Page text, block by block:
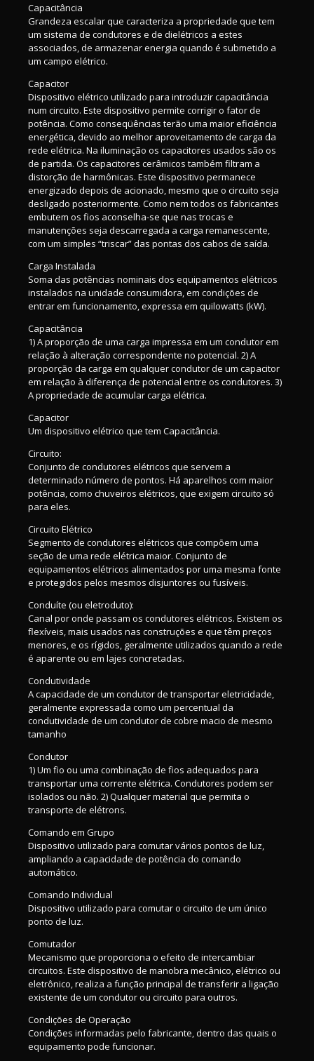
Capacitância
Grandeza escalar que caracteriza a propriedade que tem
um sistema de condutores e de dielétricos a estes
associados, de armazenar energia quando é submetido a
um campo elétrico.
Capacitor
Dispositivo elétrico utilizado para introduzir capacitância
num circuito. Este dispositivo permite corrigir o fator de
potência. Como conseqüências terão uma maior eficiência
energética, devido ao melhor aproveitamento de carga da
rede elétrica. Na iluminação os capacitores usados são os
de partida. Os capacitores cerâmicos também filtram a
distorção de harmônicas. Este dispositivo permanece
energizado depois de acionado, mesmo que o circuito seja
desligado posteriormente. Como nem todos os fabricantes
embutem os fios aconselha-se que nas trocas e
manutenções seja descarregada a carga remanescente,
com um simples “triscar” das pontas dos cabos de saída.
Carga Instalada
Soma das potências nominais dos equipamentos elétricos
instalados na unidade consumidora, em condições de
entrar em funcionamento, expressa em quilowatts (kW).
Capacitância
1) A proporção de uma carga impressa em um condutor em
relação à alteração correspondente no potencial. 2) A
proporção da carga em qualquer condutor de um capacitor
em relação à diferença de potencial entre os condutores. 3)
A propriedade de acumular carga elétrica.
Capacitor
Um dispositivo elétrico que tem Capacitância.
Circuito:
Conjunto de condutores elétricos que servem a
determinado número de pontos. Há aparelhos com maior
potência, como chuveiros elétricos, que exigem circuito só
para eles.
Circuito Elétrico
Segmento de condutores elétricos que compõem uma
seção de uma rede elétrica maior. Conjunto de
equipamentos elétricos alimentados por uma mesma fonte
e protegidos pelos mesmos disjuntores ou fusíveis.
Conduíte (ou eletroduto):
Canal por onde passam os condutores elétricos. Existem os
flexíveis, mais usados nas construções e que têm preços
menores, e os rígidos, geralmente utilizados quando a rede
é aparente ou em lajes concretadas.
Condutividade
A capacidade de um condutor de transportar eletricidade,
geralmente expressada como um percentual da
condutividade de um condutor de cobre macio de mesmo
tamanho
Condutor
1) Um fio ou uma combinação de fios adequados para
transportar uma corrente elétrica. Condutores podem ser
isolados ou não. 2) Qualquer material que permita o
transporte de elétrons.
Comando em Grupo
Dispositivo utilizado para comutar vários pontos de luz,
ampliando a capacidade de potência do comando
automático.
Comando Individual
Dispositivo utilizado para comutar o circuito de um único
ponto de luz.
Comutador
Mecanismo que proporciona o efeito de intercambiar
circuitos. Este dispositivo de manobra mecânico, elétrico ou
eletrônico, realiza a função principal de transferir a ligação
existente de um condutor ou circuito para outros.
Condições de Operação
Condições informadas pelo fabricante, dentro das quais o
equipamento pode funcionar.